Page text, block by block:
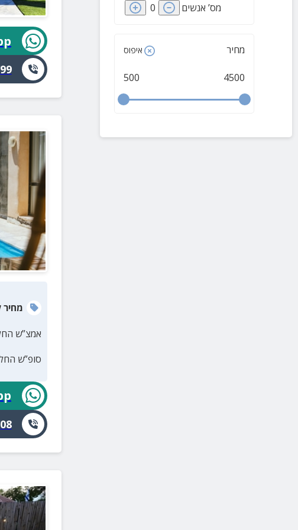
מס’ אנשים 0
מחיר איפוס
500 4500
מחיר
אמצ”ש
סופ”ש